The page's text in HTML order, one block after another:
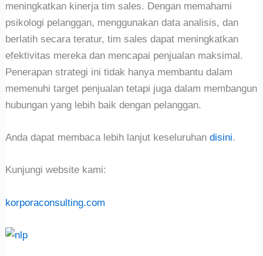
meningkatkan kinerja tim sales. Dengan memahami
psikologi pelanggan, menggunakan data analisis, dan
berlatih secara teratur, tim sales dapat meningkatkan
efektivitas mereka dan mencapai penjualan maksimal.
Penerapan strategi ini tidak hanya membantu dalam
memenuhi target penjualan tetapi juga dalam membangun
hubungan yang lebih baik dengan pelanggan.
Anda dapat membaca lebih lanjut keseluruhandisini.
Kunjungi website kami:
korporaconsulting.com